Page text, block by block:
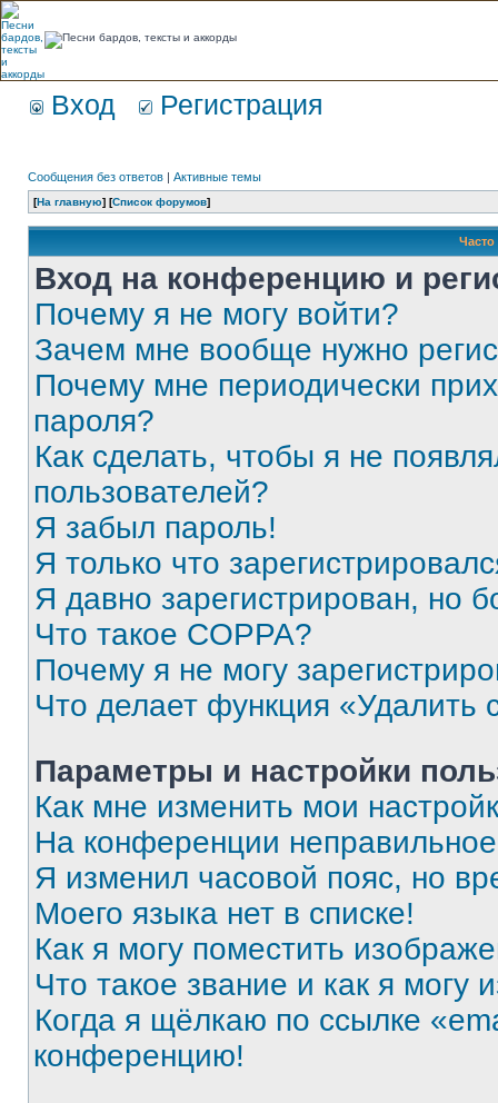
Вход Регистрация
Сообщения без ответов | Активные темы
[На главную] [Список форумов]
Вход на конференцию и
Почему я не могу войти?
Зачем мне вообще нужно
Почему мне периодически
пароля?
Как сделать, чтобы я не
пользователей?
Я забыл пароль!
Я только что
Я давно зарегистрирован, но
Что такое COPPA?
Почему я не могу
Что делает функция «Удалить
Параметры и настройки
Как мне изменить мои
На конференции
Я изменил часовой пояс, но
Моего языка нет в списке!
Как я могу поместить
Что такое звание и как я могу
Когда я щёлкаю по ссылке
конференцию!